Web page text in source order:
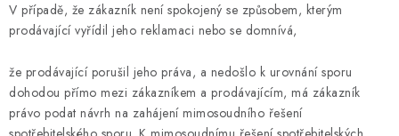
V případě, že zákazník není spokojený se způsobem, kterým
prodávající vyřídil jeho reklamaci nebo se domnívá,
že prodávající porušil jeho práva, a nedošlo k urovnání sporu
dohodou přímo mezi zákazníkem a prodávajícím, má zákazník
právo podat návrh na zahájení mimosoudního řešení